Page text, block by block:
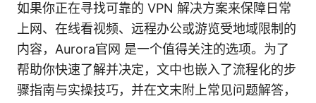
如果你正在寻找可靠的 VPN 解决方案来保障日常
上网、在线看视频、远程办公或游览受地域限制的
内容，Aurora官网 是一个值得关注的选项。为了
帮助你快速了解并决定，文中也嵌入了流程化的步
骤指南与实操技巧，并在文末附上常见问题解答，